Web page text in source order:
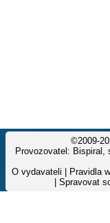
©2009-
Provozovatel: Bispiral,
O vydavateli
Pravidla
Spravovat